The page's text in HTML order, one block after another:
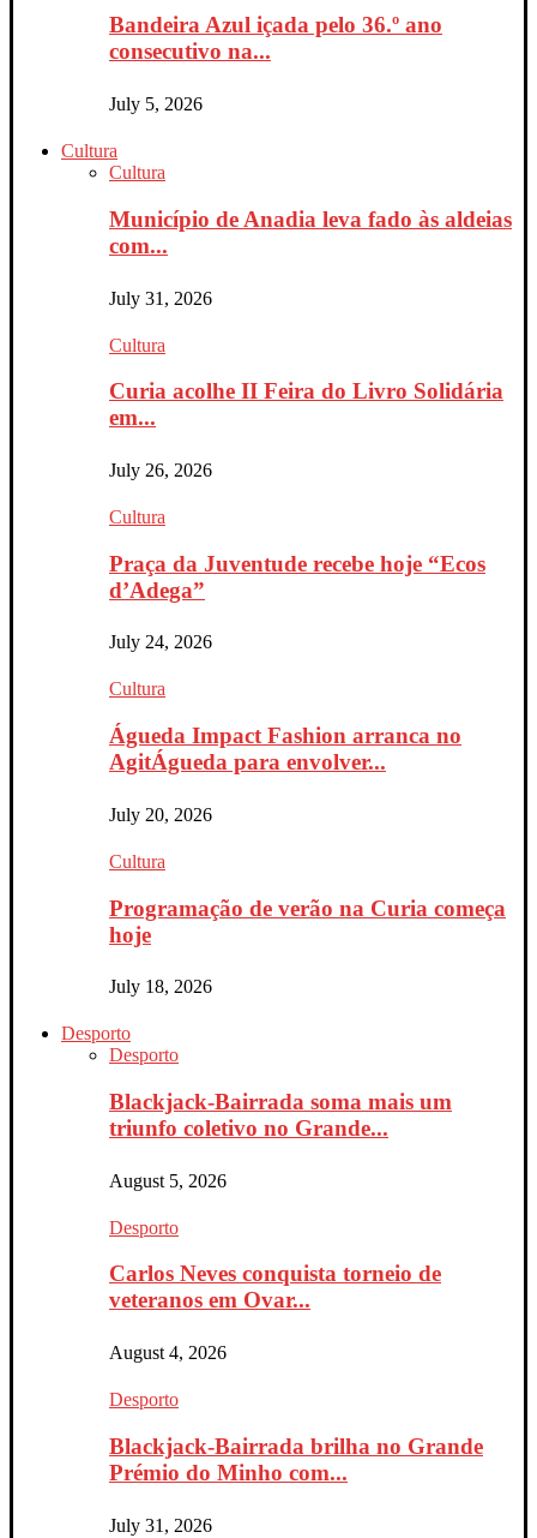
Bandeira Azul içada pelo 36.º ano
consecutivo na...
July 5, 2026
Cultura
Cultura
Município de Anadia leva fado às aldeias
com...
July 31, 2026
Cultura
Curia acolhe II Feira do Livro Solidária
em...
July 26, 2026
Cultura
Praça da Juventude recebe hoje “Ecos
d’Adega”
July 24, 2026
Cultura
Águeda Impact Fashion arranca no
AgitÁgueda para envolver...
July 20, 2026
Cultura
Programação de verão na Curia começa
hoje
July 18, 2026
Desporto
Desporto
Blackjack-Bairrada soma mais um
triunfo coletivo no Grande...
August 5, 2026
Desporto
Carlos Neves conquista torneio de
veteranos em Ovar...
August 4, 2026
Desporto
Blackjack-Bairrada brilha no Grande
Prémio do Minho com...
July 31, 2026